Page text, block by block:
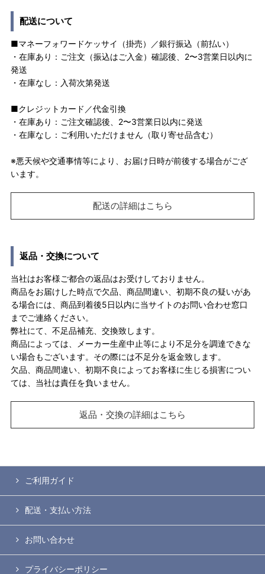
配送について
■マネーフォワードケッサイ（掛売）／銀行振込（前払い）
・在庫あり：ご注文（振込はご入金）確認後、2〜3営業日以内に
発送
・在庫なし：入荷次第発送
■クレジットカード／代金引換
・在庫あり：ご注文確認後、2〜3営業日以内に発送
・在庫なし：ご利用いただけません（取り寄せ品含む）
※悪天候や交通事情等により、お届け日時が前後する場合がござ
います。
配送の詳細はこちら
返品・交換について
当社はお客様ご都合の返品はお受けしておりません。
商品をお届けした時点で欠品、商品間違い、初期不良の疑いがあ
る場合には、商品到着後5日以内に当サイトのお問い合わせ窓口
までご連絡ください。
弊社にて、不足品補充、交換致します。
商品によっては、メーカー生産中止等により不足分を調達できな
い場合もございます。その際には不足分を返金致します。
欠品、商品間違い、初期不良によってお客様に生じる損害につい
ては、当社は責任を負いません。
返品・交換の詳細はこちら
ご利用ガイド
配送・支払い方法
お問い合わせ
プライバシーポリシー